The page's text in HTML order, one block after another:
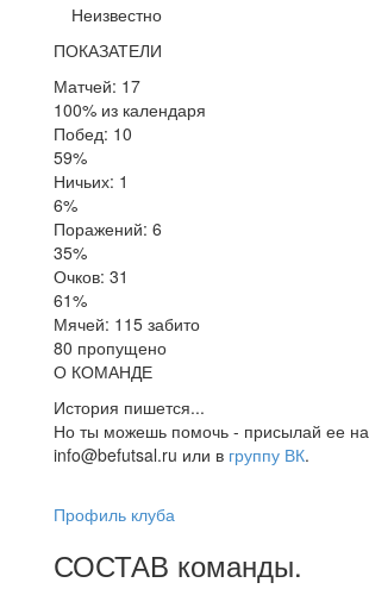
Неизвестно
ПОКАЗАТЕЛИ
Матчей: 17
100% из календаря
Побед: 10
59%
Ничьих: 1
6%
Поражений: 6
35%
Очков: 31
61%
Мячей: 115 забито
80 пропущено
О КОМАНДЕ
История пишется...
Но ты можешь помочь - присылай ее на
info@befutsal.ru или в группу ВК.
Профиль клуба
СОСТАВ команды.